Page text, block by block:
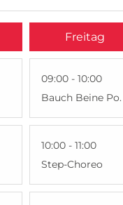
Freitag
09:00 - 10:00
Bauch Beine Po.
10:00 - 11:00
Step-Choreo